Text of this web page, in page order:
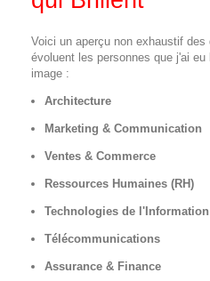
Voici un aperçu non exhaustif
évoluent les personnes que j'ai
image :
Architecture
Marketing & Communication
Ventes & Commerce
Ressources Humaines (RH)
Technologies de l'Information
Télécommunications
Assurance & Finance